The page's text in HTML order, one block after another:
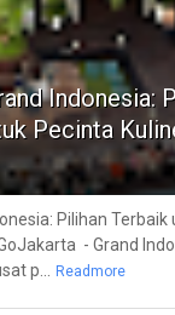
Indonesia:
Pecinta
Pilihan
- Grand
p... Readmore